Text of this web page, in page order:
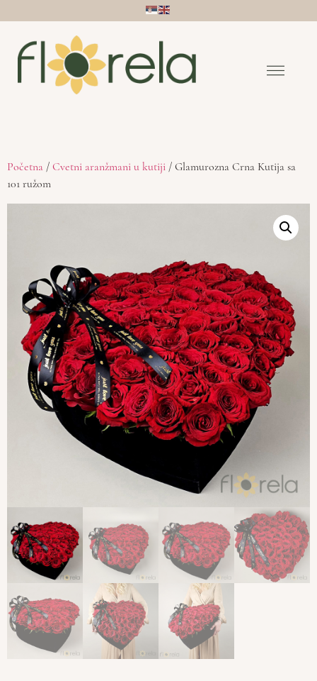
Početna / Cvetni aranžmani u kutiji / Glamurozna Crna Kutija sa
101 ružom